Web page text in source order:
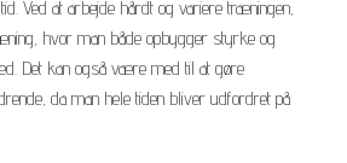
Ved at arbejde hårdt og variere træningen,
hvor man både opbygger styrke og
Det kan også være med til at gøre
da man hele tiden bliver udfordret på